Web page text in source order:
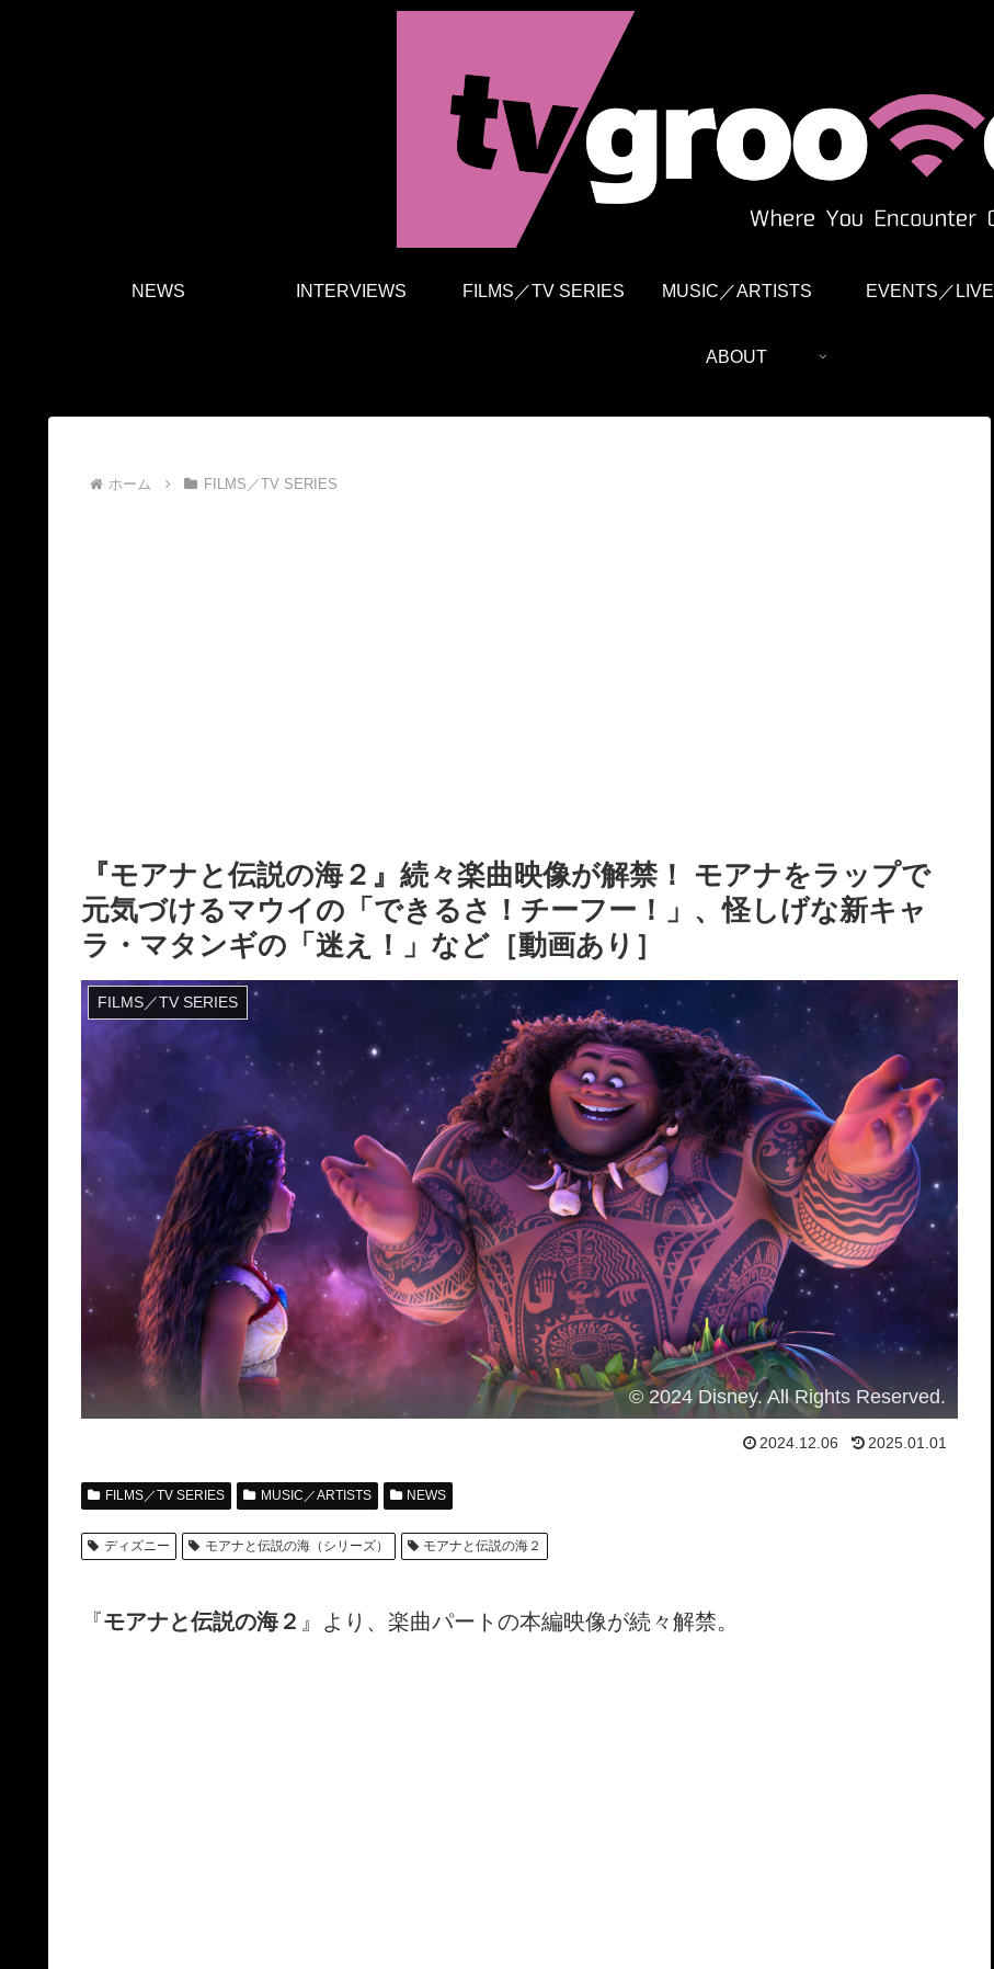
NEWS INTERVIEWS FILMS／TV SERIES MUSIC／ARTISTS EVENTS／LIVE
ABOUT
ホーム FILMS／TV SERIES
『モアナと伝説の海２』続々楽曲映像が解禁！ モアナをラップで
元気づけるマウイの「できるさ！チーフー！」、怪しげな新キャ
ラ・マタンギの「迷え！」など［動画あり］
FILMS／TV SERIES
© 2024 Disney. All Rights Reserved.
2024.12.06 2025.01.01
FILMS／TV SERIES MUSIC／ARTISTS NEWS
ディズニー モアナと伝説の海（シリーズ） モアナと伝説の海２
『モアナと伝説の海２ 』より、楽曲パートの本編映像が続々解禁。